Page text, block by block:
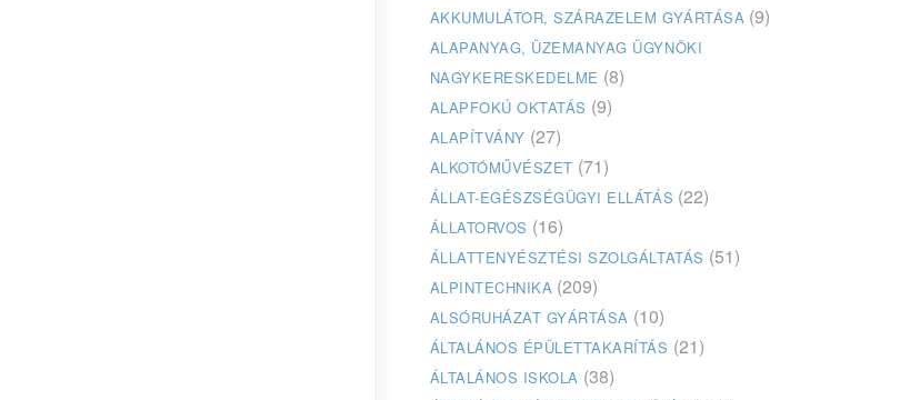
AKKUMULÁTOR, SZÁRAZELEM GYÁRTÁSA (9)
ALAPANYAG, ÜZEMANYAG ÜGYNÖKI
NAGYKERESKEDELME (8)
ALAPFOKÚ OKTATÁS (9)
ALAPÍTVÁNY (27)
ALKOTÓMŰVÉSZET (71)
ÁLLAT-EGÉSZSÉGÜGYI ELLÁTÁS (22)
ÁLLATORVOS (16)
ÁLLATTENYÉSZTÉSI SZOLGÁLTATÁS (51)
ALPINTECHNIKA (209)
ALSÓRUHÁZAT GYÁRTÁSA (10)
ÁLTALÁNOS ÉPÜLETTAKARÍTÁS (21)
ÁLTALÁNOS ISKOLA (38)